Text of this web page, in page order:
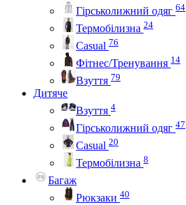
Гірськолижний одяг 64
Термобілизна 24
Casual 76
Фітнес/Тренування 14
Взуття 79
Дитяче
Взуття 4
Гірськолижний одяг 47
Casual 20
Термобілизна 8
Багаж
Рюкзаки 40